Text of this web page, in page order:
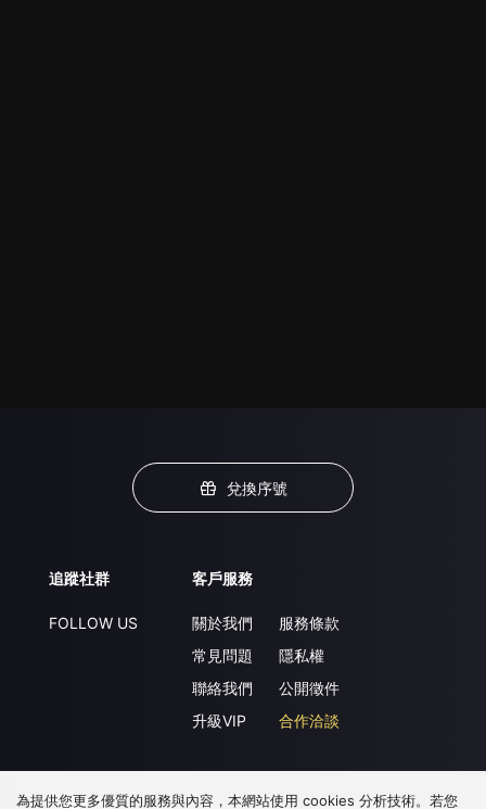
兌換序號
追蹤社群
FOLLOW US
客戶服務
關於我們
常見問題
聯絡我們
升級VIP
服務條款
隱私權
公開徵件
合作洽談
下載 APP
為提供您更多優質的服務與內容，本網站使用 cookies 分析技術。若您